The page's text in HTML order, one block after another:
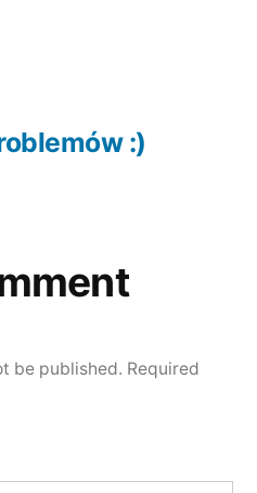
:)
be published. Required